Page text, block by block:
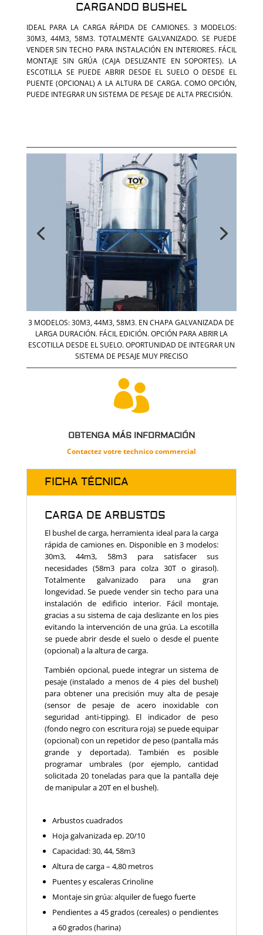
CARGANDO BUSHEL
IDEAL PARA LA CARGA RÁPIDA DE CAMIONES. 3 MODELOS:
30M3, 44M3, 58M3. TOTALMENTE GALVANIZADO. SE PUEDE
VENDER SIN TECHO PARA INSTALACIÓN EN INTERIORES. FÁCIL
MONTAJE SIN GRÚA (CAJA DESLIZANTE EN SOPORTES). LA
ESCOTILLA SE PUEDE ABRIR DESDE EL SUELO O DESDE EL
PUENTE (OPCIONAL) A LA ALTURA DE CARGA. COMO OPCIÓN,
PUEDE INTEGRAR UN SISTEMA DE PESAJE DE ALTA PRECISIÓN.
3 MODELOS: 30M3, 44M3, 58M3. EN CHAPA GALVANIZADA DE
LARGA DURACIÓN. FÁCIL EDICIÓN. OPCIÓN PARA ABRIR LA
ESCOTILLA DESDE EL SUELO. OPORTUNIDAD DE INTEGRAR UN
SISTEMA DE PESAJE MUY PRECISO

OBTENGA MÁS INFORMACIÓN
Contactez votre technico commercial
FICHA TÉCNICA
CARGA DE ARBUSTOS
El bushel de carga, herramienta ideal para la carga
rápida de camiones en. Disponible en 3 modelos:
30m3, 44m3, 58m3 para satisfacer sus
necesidades (58m3 para colza 30T o girasol).
Totalmente galvanizado para una gran
longevidad. Se puede vender sin techo para una
instalación de edificio interior. Fácil montaje,
gracias a su sistema de caja deslizante en los pies
evitando la intervención de una grúa. La escotilla
se puede abrir desde el suelo o desde el puente
(opcional) a la altura de carga.
También opcional, puede integrar un sistema de
pesaje (instalado a menos de 4 pies del bushel)
para obtener una precisión muy alta de pesaje
(sensor de pesaje de acero inoxidable con
seguridad anti-tipping). El indicador de peso
(fondo negro con escritura roja) se puede equipar
(opcional) con un repetidor de peso (pantalla más
grande y deportada). También es posible
programar umbrales (por ejemplo, cantidad
solicitada 20 toneladas para que la pantalla deje
de manipular a 20T en el bushel).
Arbustos cuadrados
Hoja galvanizada ep. 20/10
Capacidad: 30, 44, 58m3
Altura de carga – 4,80 metros
Puentes y escaleras Crinoline
Montaje sin grúa: alquiler de fuego fuerte
Pendientes a 45 grados (cereales) o pendientes
a 60 grados (harina)